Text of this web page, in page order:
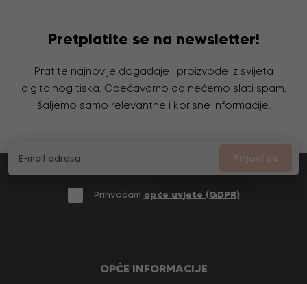
Pretplatite se na newsletter!
Pratite najnovije događaje i proizvode iz svijeta
digitalnog tiska. Obećavamo da nećemo slati spam,
šaljemo samo relevantne i korisne informacije.
Prijavi se
Prihvaćam opće uvjete (GDPR)
OPĆE INFORMACIJE